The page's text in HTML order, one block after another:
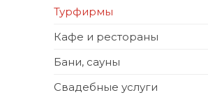
Турфирмы
Кафе и рестораны
Бани, сауны
Свадебные услуги